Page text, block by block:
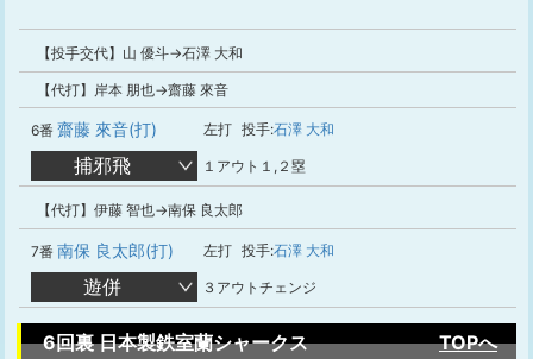
【投手交代】山 優斗→石澤 大和
【代打】岸本 朋也→齋藤 來音
6番 齋藤 來音(打) 左打 投手:石澤 大和
捕邪飛 １アウト１,２塁
【代打】伊藤 智也→南保 良太郎
7番 南保 良太郎(打) 左打 投手:石澤 大和
遊併 ３アウトチェンジ
6回裏 日本製鉄室蘭シャークス TOPへ